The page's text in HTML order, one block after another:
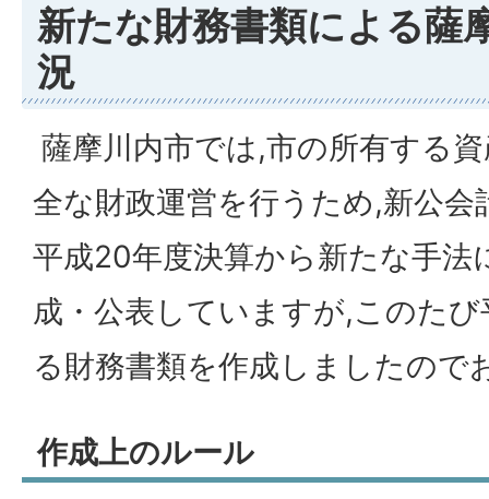
新たな財務書類による薩
況
薩摩川内市では,市の所有する
全な財政運営を行うため,新公会
平成20年度決算から新たな手法
成・公表していますが,このた
る財務書類を作成しましたので
作成上のルール